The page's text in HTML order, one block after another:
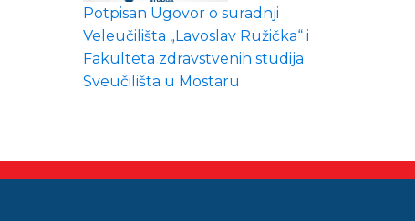
Potpisan Ugovor o suradnji
Veleučilišta „Lavoslav Ružička“ i
Fakulteta zdravstvenih studija
Sveučilišta u Mostaru